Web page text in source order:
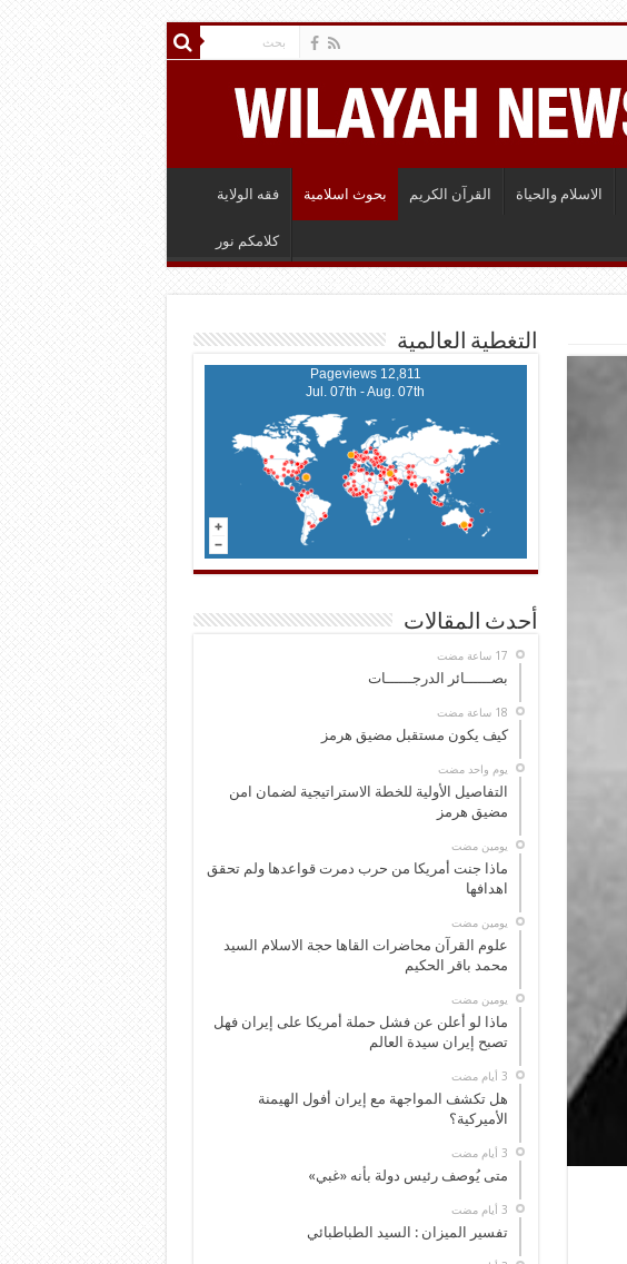
الاسلام والحياة القرآن الكريم بحوث اسلامية فقه الولاية
كلامكم نور
التغطية العالمية
12,811 Pageviews
Jul. 07th - Aug. 07th
أحدث المقالات
بصــــــائر الدرجــــــات
كيف يكون مستقبل مضيق هرمز
‏يوم واحد مضت
التفاصيل الأولية للخطة الاستراتيجية لضمان امن
مضيق هرمز
‏يومين مضت
ماذا جنت أمريكا من حرب دمرت قواعدها ولم تحقق
اهدافها
‏يومين مضت
علوم القرآن محاضرات القاها حجة الاسلام السيد
محمد باقر الحكيم
‏يومين مضت
ماذا لو أعلن عن فشل حملة أمريكا على إيران فهل
تصبح إيران سيدة العالم
هل تكشف المواجهة مع إيران أفول الهيمنة
الأميركية؟
متى يُوصف رئيس دولة بأنه «غبي»
تفسير الميزان : السيد الطباطبائي